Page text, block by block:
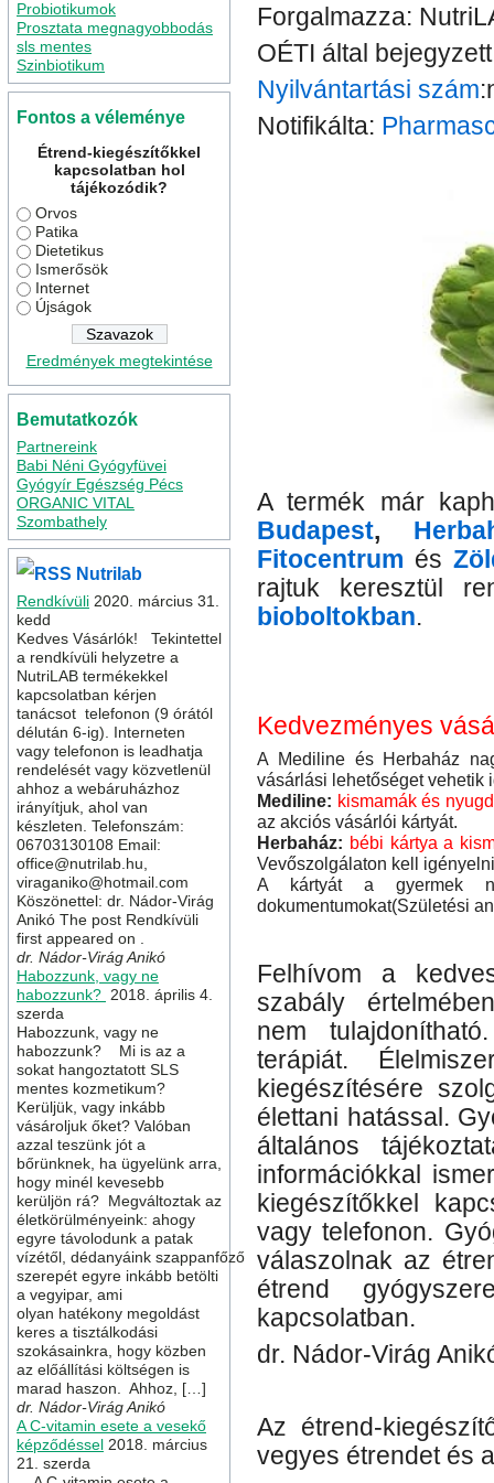
Probiotikumok
Prosztata megnagyobbodás
sls mentes
Szinbiotikum
Fontos a véleménye
Étrend-kiegészítőkkel
kapcsolatban hol
tájékozódik?
Orvos
Patika
Dietetikus
Ismerősök
Internet
Újságok
Eredmények megtekintése
Bemutatkozók
Partnereink
Babi Néni Gyógyfüvei
Gyógyír Egészség Pécs
ORGANIC VITAL
Szombathely
Nutrilab
Rendkívüli 2020. március 31.
kedd
Kedves Vásárlók! Tekintettel
a rendkívüli helyzetre a
NutriLAB termékekkel
kapcsolatban kérjen
tanácsot telefonon (9 órától
délután 6-ig). Interneten
vagy telefonon is leadhatja
rendelését vagy közvetlenül
ahhoz a webáruházhoz
irányítjuk, ahol van
készleten. Telefonszám:
06703130108 Email:
office@nutrilab.hu,
viraganiko@hotmail.com
Köszönettel: dr. Nádor-Virág
Anikó The post Rendkívüli
first appeared on .
dr. Nádor-Virág Anikó
Habozzunk, vagy ne
habozzunk? 2018. április 4.
szerda
Habozzunk, vagy ne
habozzunk? Mi is az a
sokat hangoztatott SLS
mentes kozmetikum?
Kerüljük, vagy inkább
vásároljuk őket? Valóban
azzal teszünk jót a
bőrünknek, ha ügyelünk arra,
hogy minél kevesebb
kerüljön rá? Megváltoztak az
életkörülményeink: ahogy
egyre távolodunk a patak
vízétől, dédanyáink szappanfőző
szerepét egyre inkább betölti
a vegyipar, ami
olyan hatékony megoldást
keres a tisztálkodási
szokásainkra, hogy közben
az előállítási költségen is
marad haszon. Ahhoz, […]
dr. Nádor-Virág Anikó
A C-vitamin esete a vesekő
képződéssel 2018. március
21. szerda
Forgalmazza:
OÉTI által
Nyilvántartási szám
Notifikálta:
A termék már
Budapest,
Fitocentrum és
rajtuk keresztül
bioboltokban.
Kedvezményes
A Mediline és Herbaház
vásárlási lehetőséget vehetik
Mediline: kismamák és
az akciós vásárlói kártyát.
Herbaház: bébi kártya a
Vevőszolgálaton kell
A kártyát a gyermek
dokumentumokat(Születési
Felhívom a
szabály
nem
terápiát.
kiegészítésére
élettani hatással.
általános
információkkal
kiegészítőkkel
vagy telefonon.
válaszolnak az
étrend
kapcsolatban.
dr. Nádor-Virág
Az étrend-
vegyes étrendet és